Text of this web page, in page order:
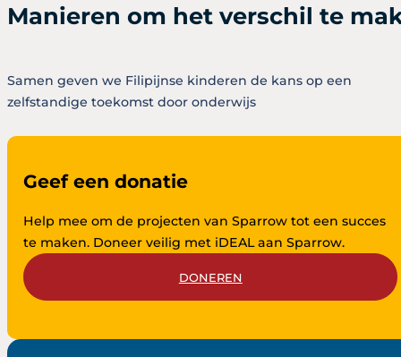
Manieren om het verschil te
Samen geven we Filipijnse kinderen de kans op een
zelfstandige toekomst door onderwijs
Geef een donatie
Help mee om de projecten van Sparrow tot een succes
te maken. Doneer veilig met iDEAL aan Sparrow.
DONEREN